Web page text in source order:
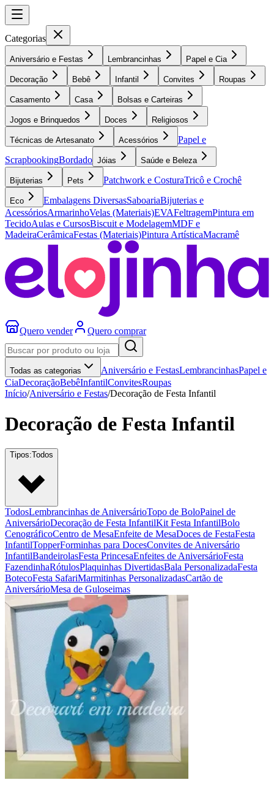
Categorias
Aniversário e Festas Lembrancinhas Papel e Cia
Decoração Bebê Infantil Convites Roupas
Casamento Casa Bolsas e Carteiras
Jogos e Brinquedos Doces Religiosos
Técnicas de Artesanato Acessórios
Papel e
ScrapbookingBordado Jóias Saúde e Beleza
Bijuterias Pets Patchwork e CosturaTricô e Crochê
Eco Embalagens DiversasSaboariaBijuterias e
AcessóriosArmarinhoVelas (Materiais)EVAFeltragemPintura em
TecidoAulas e CursosBiscuit e ModelagemMDF e
MadeiraCerâmicaFestas (Materiais)Pintura ArtísticaMacramê
Quero vender Quero comprar
Todas as categorias Aniversário e FestasLembrancinhasPapel e
CiaDecoraçãoBebêInfantilConvitesRoupas
Início/Aniversário e Festas/Decoração de Festa Infantil
Decoração de Festa Infantil
Tipos:Todos
TodosLembrancinhas de AniversárioTopo de BoloPainel de
AniversárioDecoração de Festa InfantilKit Festa InfantilBolo
CenográficoCentro de MesaEnfeite de MesaDoces de FestaFesta
InfantilTopperForminhas para DocesConvites de Aniversário
InfantilBandeirolasFesta PrincesaEnfeites de AniversárioFesta
FazendinhaRótulosPlaquinhas DivertidasBala PersonalizadaFesta
BotecoFesta SafariMarmitinhas PersonalizadasCartão de
AniversárioMesa de Guloseimas